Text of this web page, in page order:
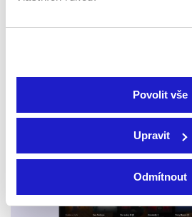
Povolit vše
Upravit
Odmítnout
Sledujte kdekoliv až
po celé EU, a to až na